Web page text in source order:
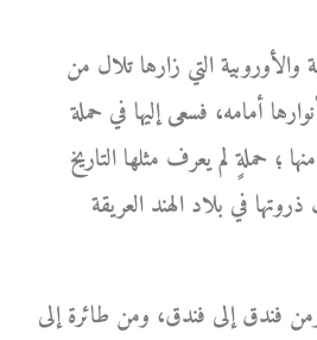
والأوروبية التي زارها تلال من
أمامه، فسعى إليها في حملة
؛ حملةٍ لم يعرف مثلها التاريخ
في بلاد الهند العريقة
فندق إلى فندق، ومن طائرة إلى